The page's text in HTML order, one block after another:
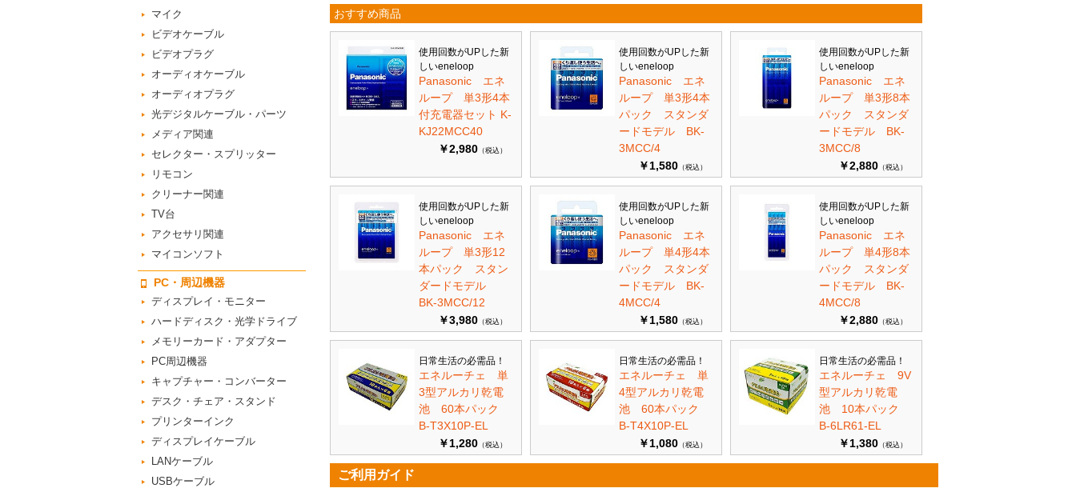
マイク
ビデオケーブル
ビデオプラグ
オーディオケーブル
オーディオプラグ
光デジタルケーブル・パーツ
メディア関連
セレクター・スプリッター
リモコン
クリーナー関連
TV台
アクセサリ関連
マイコンソフト
PC・周辺機器
ディスプレイ・モニター
ハードディスク・光学ドライブ
メモリーカード・アダプター
PC周辺機器
キャプチャー・コンバーター
デスク・チェア・スタンド
プリンターインク
ディスプレイケーブル
LANケーブル
USBケーブル
おすすめ商品
使用回数がUPした新
しいeneloop
Panasonic エネ
ループ 単3形4本
付充電器セット K-
KJ22MCC40
￥2,980 （税込）
使用回数がUPした新
しいeneloop
Panasonic エネ
ループ 単3形4本
パック スタンダ
ードモデル BK-
3MCC/4
￥1,580 （税込）
使用回数がUPした新
しいeneloop
Panasonic エネ
ループ 単3形8本
パック スタンダ
ードモデル BK-
3MCC/8
￥2,880 （税込）
使用回数がUPした新
しいeneloop
Panasonic エネ
ループ 単3形12
本パック スタン
ダードモデル
BK-3MCC/12
￥3,980 （税込）
使用回数がUPした新
しいeneloop
Panasonic エネ
ループ 単4形4本
パック スタンダ
ードモデル BK-
4MCC/4
￥1,580 （税込）
使用回数がUPした新
しいeneloop
Panasonic エネ
ループ 単4形8本
パック スタンダ
ードモデル BK-
4MCC/8
￥2,880 （税込）
日常生活の必需品！
エネルーチェ 単
3型アルカリ乾電
池 60本パック
B-T3X10P-EL
￥1,280 （税込）
日常生活の必需品！
エネルーチェ 単
4型アルカリ乾電
池 60本パック
B-T4X10P-EL
￥1,080 （税込）
日常生活の必需品！
エネルーチェ 9V
型アルカリ乾電
池 10本パック
B-6LR61-EL
￥1,380 （税込）
ご利用ガイド